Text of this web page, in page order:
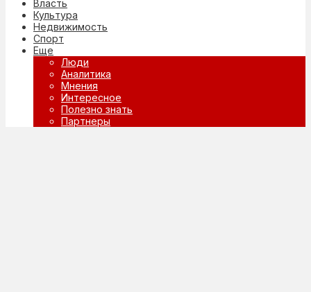
Власть
Культура
Недвижимость
Спорт
Еще
Люди
Аналитика
Мнения
Интересное
Полезно знать
Партнеры